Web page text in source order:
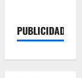
PUBLICIDADE